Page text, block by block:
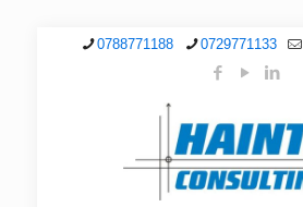
0788771188 0729771133